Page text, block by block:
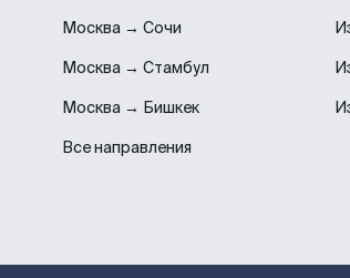
Москва → Сочи
Москва → Стамбул
Москва → Бишкек
Все направления